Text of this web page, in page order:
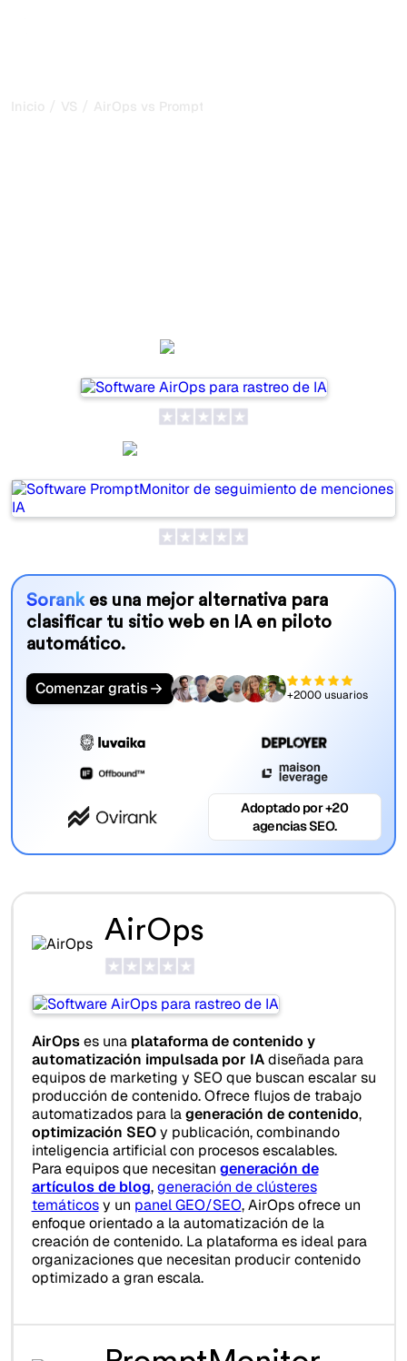
Inicio / VS / AirOps vs PromptMonitor
Sorankes una mejor alternativa para
clasificar tu sitio web en IA en piloto
automático.
Comenzar gratis +2000 usuarios
Adoptado por +20
agencias SEO.
AirOps
AirOpses una plataforma de contenido y
automatización impulsada por IAdiseñada para
equipos de marketing y SEO que buscan escalar su
producción de contenido. Ofrece flujos de trabajo
automatizados para lageneración de contenido,
optimización SEOy publicación, combinando
inteligencia artificial con procesos escalables.
Para equipos que necesitan generación de
artículos de blog,generación de clústeres
temáticosy un panel GEO/SEO, AirOps ofrece un
enfoque orientado a la automatización de la
creación de contenido. La plataforma es ideal para
organizaciones que necesitan producir contenido
optimizado a gran escala.